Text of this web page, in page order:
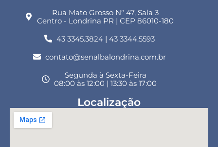
Rua Mato Grosso N° 47, Sala 3
Centro - Londrina PR | CEP 86010-180
43 3345.3824 | 43 3344.5593
contato@senalbalondrina.com.br
Segunda à Sexta-Feira
08:00 às 12:00 | 13:30 às 17:00
Localização